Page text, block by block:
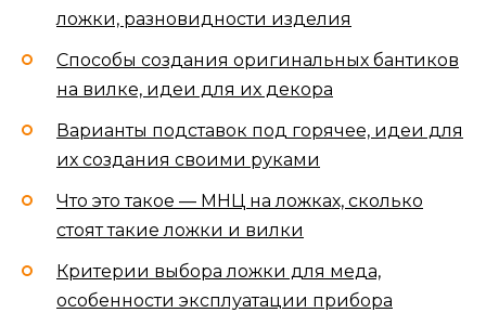
ложки, разновидности изделия
Способы создания оригинальных бантиков
на вилке, идеи для их декора
Варианты подставок под горячее, идеи для
их создания своими руками
Что это такое — МНЦ на ложках, сколько
стоят такие ложки и вилки
Критерии выбора ложки для меда,
особенности эксплуатации прибора